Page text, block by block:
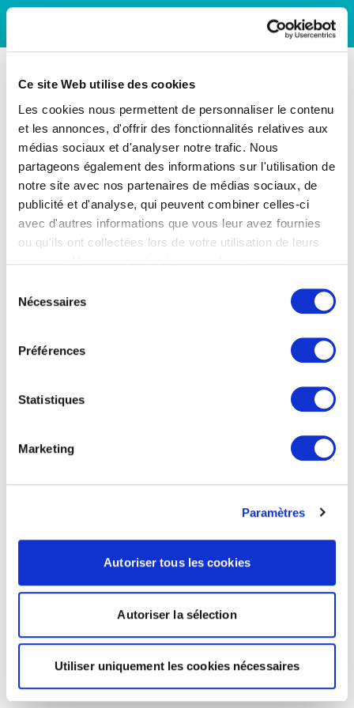
Ce site Web utilise des cookies
Les cookies nous permettent de personnaliser le contenu
et les annonces, d'offrir des fonctionnalités relatives aux
médias sociaux et d'analyser notre trafic. Nous
partageons également des informations sur l'utilisation de
notre site avec nos partenaires de médias sociaux, de
publicité et d'analyse, qui peuvent combiner celles-ci
avec d'autres informations que vous leur avez fournies
ou qu'ils ont collectées lors de votre utilisation de leurs
Nécessaires
Préférences
Statistiques
Marketing
Paramètres
Autoriser tous les cookies
Autoriser la sélection
Utiliser uniquement les cookies nécessaires